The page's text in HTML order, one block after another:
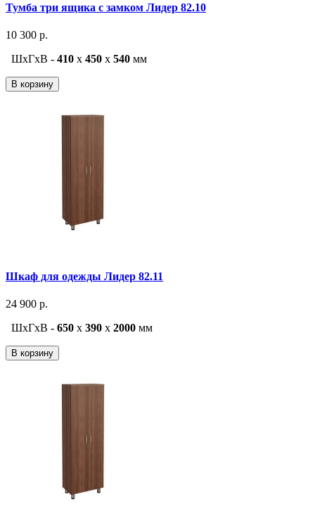
Тумба три ящика с замком Лидер 82.10
10 300 р.
ШxГxВ - 410 x 450 x 540 мм
В корзину
Шкаф для одежды Лидер 82.11
24 900 р.
ШxГxВ - 650 x 390 x 2000 мм
В корзину